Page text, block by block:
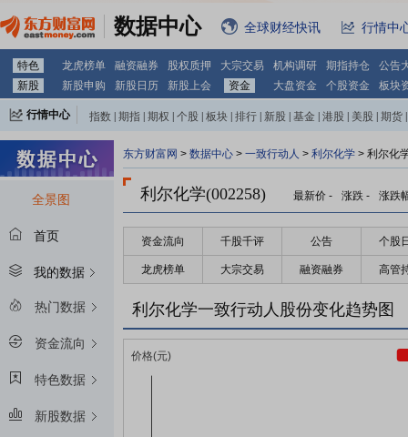
数据中心 全球财经快讯 行情中
特色 龙虎榜单 融资融券 股权质押 大宗交易 机构调研 期指持仓
公告
新股
新股申购 新股日历 新股上会 资金 大盘资金 个股资金 板块
行情中心 指数 期指 期权 个股 板块 排行 新股 基金 港股 美股 期货
全景图
首页
我的数据
热门数据
资金流向
特色数据
新股数据
东方财富网 > 数据中心 > 一致行动人 > 利尔化学 > 利尔化
利尔化学(002258) 最新价 - 涨跌 - 涨跌
资金流向 千股千评 公告 个股
龙虎榜单 大宗交易 融资融券 高管
利尔化学一致行动人股份变化趋势图